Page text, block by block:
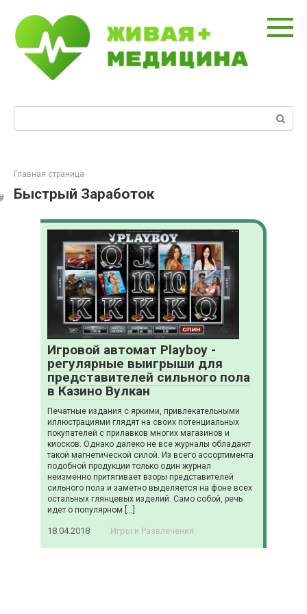
контенту
Главная страница
Быстрый Заработок
Игровой автомат Playboy -
регулярные выигрыши для
представителей сильного пола
в Казино Вулкан
Печатные издания с яркими, привлекательными
иллюстрациями глядят на своих потенциальных
покупателей с прилавков многих магазинов и
киосков. Однако далеко не все журналы обладают
такой магнетической силой. Из всего ассортимента
подобной продукции только один журнал
неизменно притягивает взоры представителей
сильного пола и заметно выделяется на фоне всех
остальных глянцевых изделий. Само собой, речь
идет о популярном […]
18.04.2018 Игры и Развлечения